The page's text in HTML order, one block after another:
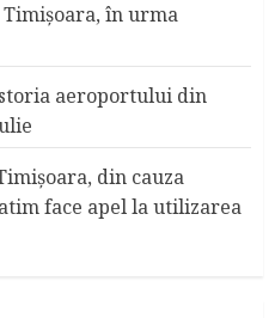
Timişoara, în urma
aeroportului din
din cauza
face apel la utilizarea